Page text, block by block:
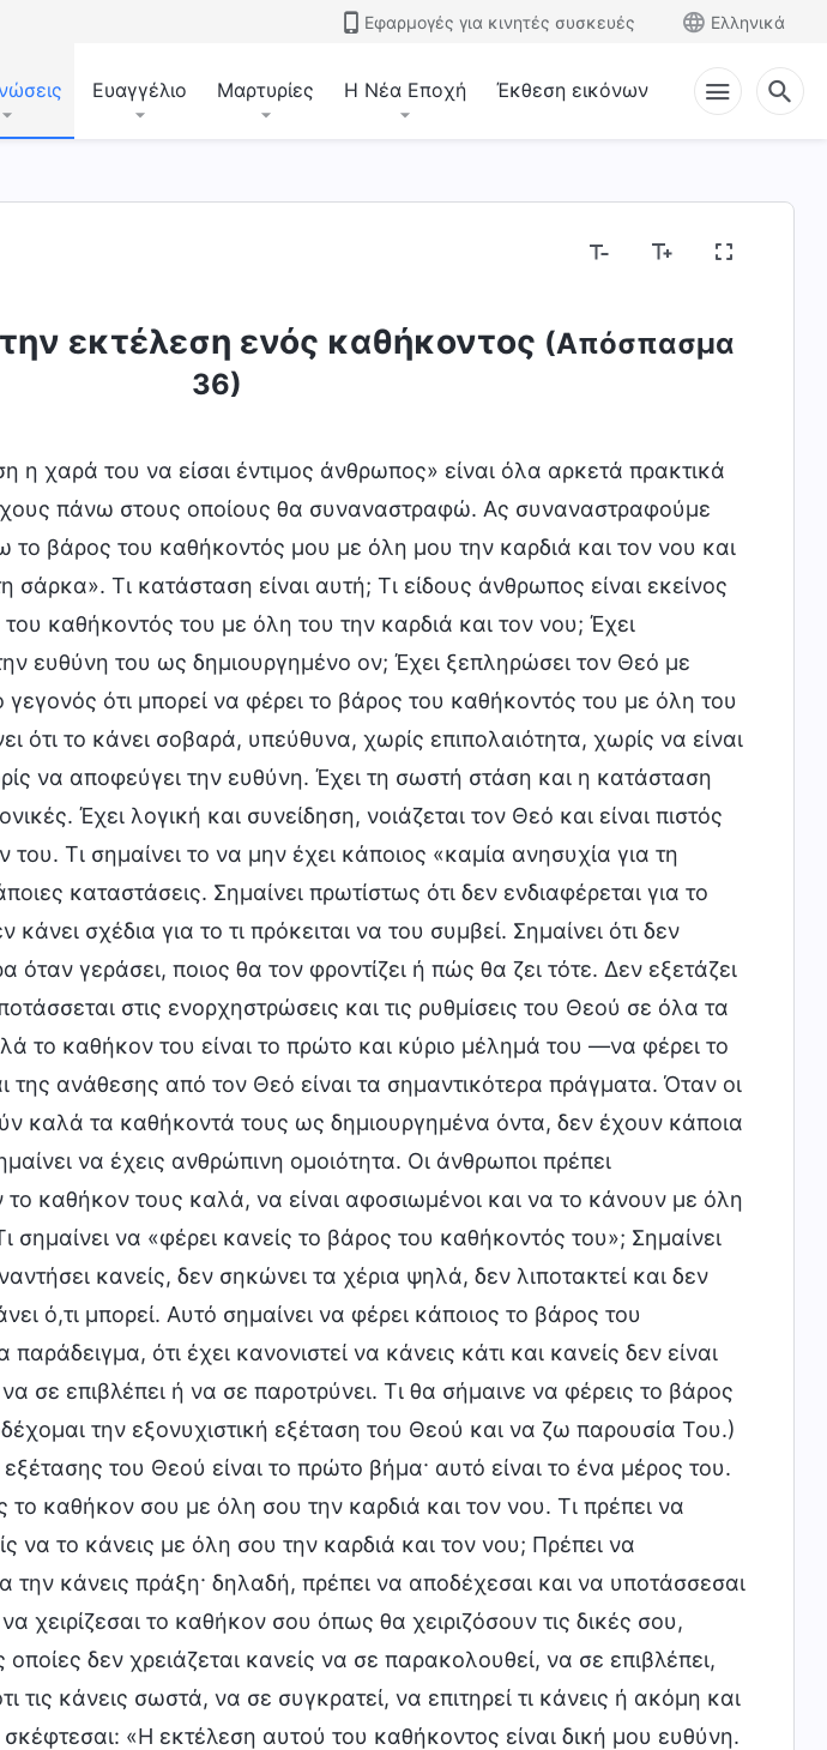
Εφαρμογές για κινητές συσκευές Ελληνικά
Ευαγγέλιο Μαρτυρίες Η Νέα Εποχή Έκθεση εικόνων
εκτέλεση ενός καθήκοντος (Απόσπασμα
36)
η χαρά του να είσαι έντιμος άνθρωπος» είναι όλα αρκετά πρακτικά
πάνω στους οποίους θα συναναστραφώ. Ας συναναστραφούμε
βάρος του καθήκοντός μου με όλη μου την καρδιά και τον νου και
σάρκα». Τι κατάσταση είναι αυτή; Τι είδους άνθρωπος είναι εκείνος
καθήκοντός του με όλη του την καρδιά και τον νου; Έχει
ευθύνη του ως δημιουργημένο ον; Έχει ξεπληρώσει τον Θεό με
ότι μπορεί να φέρει το βάρος του καθήκοντός του με όλη του
ότι το κάνει σοβαρά, υπεύθυνα, χωρίς επιπολαιότητα, χωρίς να είναι
να αποφεύγει την ευθύνη. Έχει τη σωστή στάση και η κατάσταση
Έχει λογική και συνείδηση, νοιάζεται τον Θεό και είναι πιστός
Τι σημαίνει το να μην έχει κάποιος «καμία ανησυχία για τη
καταστάσεις. Σημαίνει πρωτίστως ότι δεν ενδιαφέρεται για το
σχέδια για το τι πρόκειται να του συμβεί. Σημαίνει ότι δεν
όταν γεράσει, ποιος θα τον φροντίζει ή πώς θα ζει τότε. Δεν εξετάζει
στις ενορχηστρώσεις και τις ρυθμίσεις του Θεού σε όλα τα
το καθήκον του είναι το πρώτο και κύριο μέλημά του —να φέρει το
της ανάθεσης από τον Θεό είναι τα σημαντικότερα πράγματα. Όταν οι
καλά τα καθήκοντά τους ως δημιουργημένα όντα, δεν έχουν κάποια
να έχεις ανθρώπινη ομοιότητα. Οι άνθρωποι πρέπει
καθήκον τους καλά, να είναι αφοσιωμένοι και να το κάνουν με όλη
σημαίνει να «φέρει κανείς το βάρος του καθήκοντός του»; Σημαίνει
κανείς, δεν σηκώνει τα χέρια ψηλά, δεν λιποτακτεί και δεν
ό,τι μπορεί. Αυτό σημαίνει να φέρει κάποιος το βάρος του
ότι έχει κανονιστεί να κάνεις κάτι και κανείς δεν είναι
σε επιβλέπει ή να σε παροτρύνει. Τι θα σήμαινε να φέρεις το βάρος
την εξονυχιστική εξέταση του Θεού και να ζω παρουσία Του.)
του Θεού είναι το πρώτο βήμα· αυτό είναι το ένα μέρος του.
το καθήκον σου με όλη σου την καρδιά και τον νου. Τι πρέπει να
να το κάνεις με όλη σου την καρδιά και τον νου; Πρέπει να
την κάνεις πράξη· δηλαδή, πρέπει να αποδέχεσαι και να υποτάσσεσαι
χειρίζεσαι το καθήκον σου όπως θα χειριζόσουν τις δικές σου,
οποίες δεν χρειάζεται κανείς να σε παρακολουθεί, να σε επιβλέπει,
τις κάνεις σωστά, να σε συγκρατεί, να επιτηρεί τι κάνεις ή ακόμη και
«Η εκτέλεση αυτού του καθήκοντος είναι δική μου ευθύνη.